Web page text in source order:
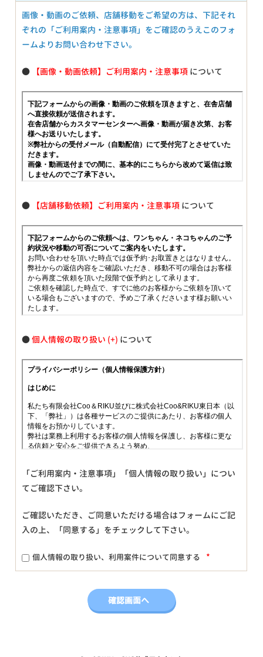
画像・動画のご依頼、店舗移動をご希望の方は、下記それ
ぞれの「ご利用案内・注意事項」をご確認のうえこのフォ
ームよりお問い合わせ下さい。
● 【画像・動画依頼】ご利用案内・注意事項 について
● 【店舗移動依頼】ご利用案内・注意事項 について
●個人情報の取り扱い について
「ご利用案内・注意事項」「個人情報の取り扱い」につい
てご確認下さい。
ご確認いただき、ご同意いただける場合はフォームにご記
入の上、「同意する」をチェックして下さい。
個人情報の取り扱い、利用案件について同意する *